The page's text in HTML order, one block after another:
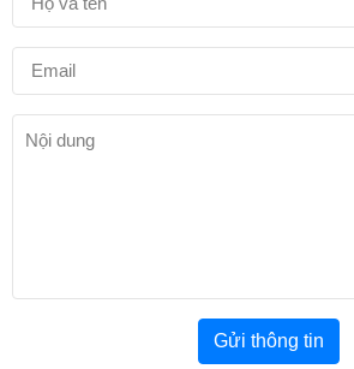
Gửi thông tin